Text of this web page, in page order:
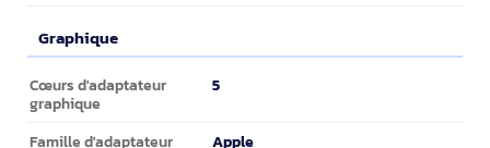
Graphique
Graphique
Cœurs d'adaptateur
graphique
5
Famille d'adaptateur
Apple